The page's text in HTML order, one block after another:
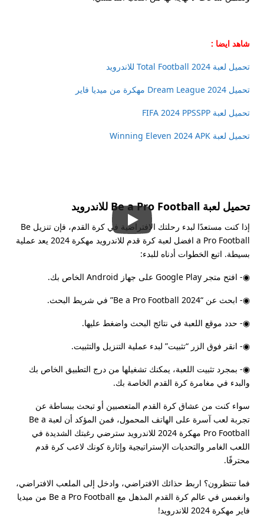
شاهد ايضا :
تحميل لعبة Total Football 2024 للاندرويد
تحميل Dream League 2024 مهكرة من ميديا فاير
تحميل لعبة FIFA 2024 PPSSPP
تحميل لعبة Winning Eleven 2024 APK
تحميل لعبة Be a Pro Football للاندرويد
إذا كنت مستعدًا لبدء رحلتك الافتراضية في كرة القدم، فإن تنزيل Be
a Pro Football افضل لعبة كرة قدم للاندرويد مهكرة 2024 يعد عملية
بسيطة. اتبع الخطوات أدناه للبدء:
◉- افتح متجر Google Play على جهاز Android الخاص بك.
◉- ابحث عن “Be a Pro Football 2024” في شريط البحث.
◉- حدد موقع اللعبة في نتائج البحث واضغط عليها.
◉- انقر فوق الزر “تثبيت” لبدء عملية التنزيل والتثبيت.
◉- بمجرد تثبيت اللعبة، يمكنك تشغيلها من درج التطبيق الخاص بك
والبدء في مغامرة كرة القدم الخاصة بك.
سواء كنت من عشاق كرة القدم المتعصبين أو تبحث ببساطة عن
تجربة لعب آسرة على الهاتف المحمول، فمن المؤكد أن لعبة Be a
Pro Football مهكرة 2024 للاندرويد سترضي رغبتك الشديدة في
اللعب الغامر والتحديات الإستراتيجية وإثارة كونك لاعب كرة قدم
محترفًا.
فما تنتظرون؟ اربط حذائك الافتراضي، وادخل إلى الملعب الافتراضي،
وانغمس في عالم كرة القدم المذهل مع Be a Pro Football من ميديا
فاير مهكرة 2024 للاندرويد!